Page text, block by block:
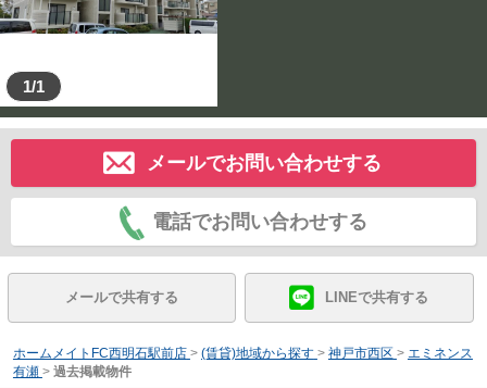
1/1
メールでお問い合わせする
電話でお問い合わせする
メールで共有する LINEで共有する
ホームメイトFC西明石駅前店 > (賃貸)地域から探す > 神戸市西区 > エミネンス
有瀬 > 過去掲載物件